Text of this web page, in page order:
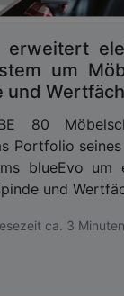
erweitert
um
und
80
Portfolio
blueEvo um
und
ca. 3 Minuten